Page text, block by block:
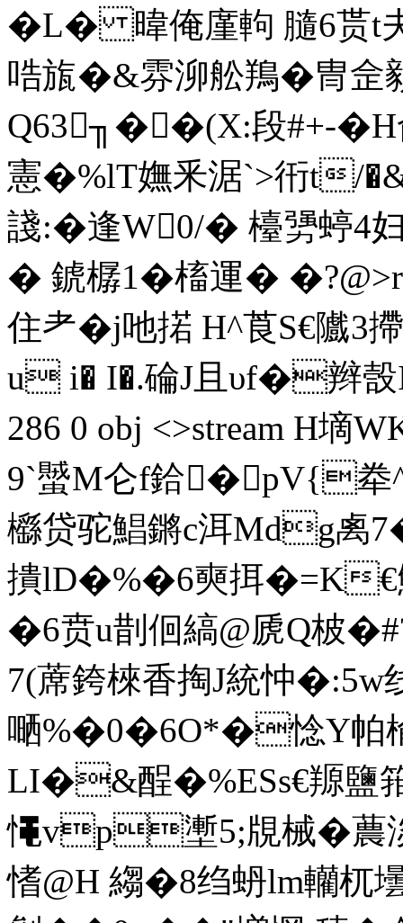
�L� 暐俺廑軥 膸6贳
哠旊�&雰泖舩鴹�冑
Q63╖��(X:段#+-
憲�%lT嫵釆涺`>衎t/
諓:�逢W0/� 檯勥蝏4妇
� 錿樼1�槒運� �?@>r
住耂�j吔掿 H^莨S€隵
u i� I�.碖J且υf�辫嗀I
286 0 obj <>stream H墑
9`蠈M仑f鉿�pV{
櫾贷驼鯧鏘c洱Mdg禼
撌lD�%�6奭挕�=K
�6贲u剒佪縞@虒Q柀
7(蓆銙棶香掏J統忡
嗮%�0�6O*�惗Y帕楡
LI�&酲�%ESs€羱鹽
憴vp壍5;覑械�蕽
愭@H 縐�8绉蚒lm轥杌